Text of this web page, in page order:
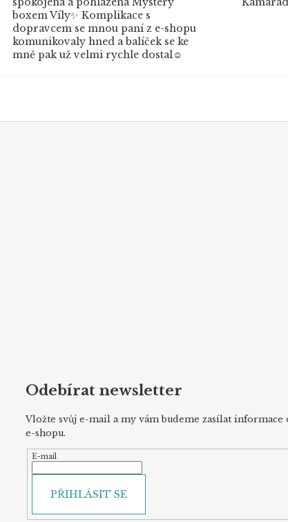
boxem Víly✨ Komplikace s
dopravcem se mnou paní z e-shopu
komunikovaly hned a balíček se ke
mně pak už velmi rychle dostal☺️
Odebírat newsletter
Vložte svůj e-mail a my vám budeme zasílat informace
e-shopu.
E-mail
PŘIHLÁSIT SE